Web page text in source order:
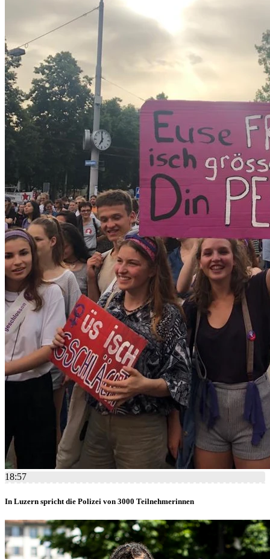
18:57
In Luzern spricht die Polizei von 3000 Teilnehmerinnen